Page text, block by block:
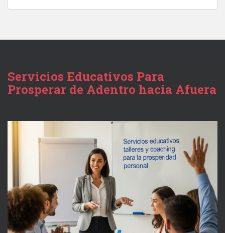
Servicios Educativos Para
Prosperar de Adentro hacia Afuera